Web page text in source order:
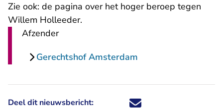
Zie ook: de pagina over het hoger beroep tegen
Willem Holleeder.
Afzender
Gerechtshof Amsterdam
Deel dit nieuwsbericht: Deel dit nieuwsbericht via X -
Deel dit nieuwsbericht via
Deel dit nieuwsbericht
Deel dit